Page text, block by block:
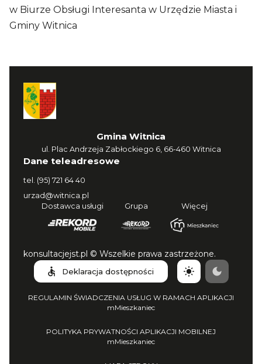
w Biurze Obsługi Interesanta w Urzędzie Miasta i
Gminy Witnica
Gmina Witnica
ul. Plac Andrzeja Zabłockiego 6, 66-460 Witnica
Dane teleadresowe
tel. (95) 721 64 40
urzad@witnica.pl
Dostawca usługi
Grupa Więcej
konsultacjejst.pl © Wszelkie prawa zastrzeżone.
Deklaracja dostępności
REGULAMIN ŚWIADCZENIA USŁUG W RAMACH APLIKACJI
mMieszkaniec
POLITYKA PRYWATNOŚCI APLIKACJI MOBILNEJ
mMieszkaniec